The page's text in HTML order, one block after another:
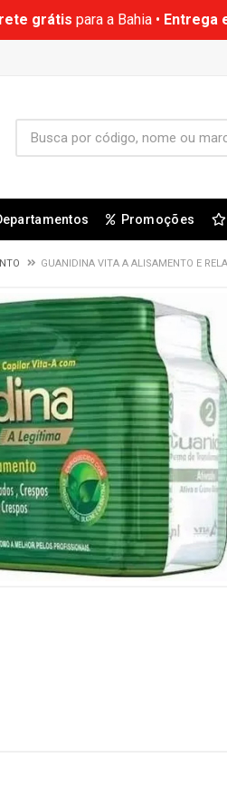
grátis para a Bahia • Entrega
Promoções
GUANIDINA VITA A ALISAMENTO E